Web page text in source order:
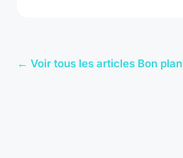
← Voir tous les articles Bon plan